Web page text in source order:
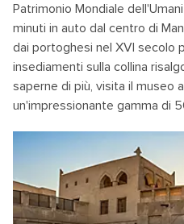
Patrimonio Mondiale
minuti in auto dal centro di
dai portoghesi nel XVI secolo
insediamenti sulla collina
saperne di più, visita il museo
un'impressionante gamma di